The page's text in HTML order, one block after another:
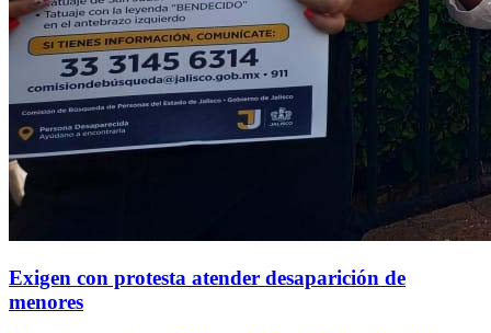
Exigen con protesta atender desaparición de
menores